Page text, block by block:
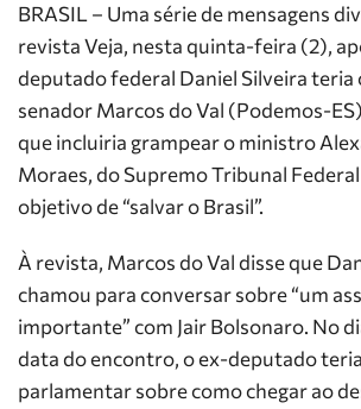
BRASIL – Uma série de mensagens
revista Veja, nesta quinta-feira (2),
deputado federal Daniel Silveira teria
senador Marcos do Val (Podemos-
que incluiria grampear o ministro
Moraes, do Supremo Tribunal
objetivo de “salvar o Brasil”.
À revista, Marcos do Val disse que
chamou para conversar sobre “um
importante” com Jair Bolsonaro. No
data do encontro, o ex-deputado
parlamentar sobre como chegar ao